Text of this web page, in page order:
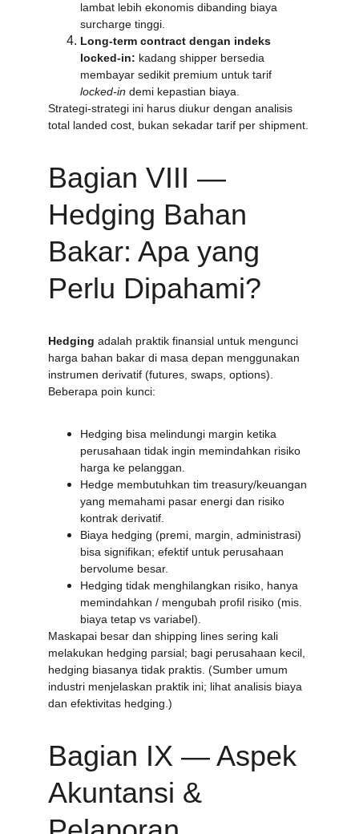
lambat lebih ekonomis dibanding biaya
surcharge tinggi.
Long-term contract dengan indeks
locked-in: kadang shipper bersedia
membayar sedikit premium untuk tarif
locked-in demi kepastian biaya.
Strategi-strategi ini harus diukur dengan analisis
total landed cost, bukan sekadar tarif per shipment.
Bagian VIII —
Hedging Bahan
Bakar: Apa yang
Perlu Dipahami?
Hedging adalah praktik finansial untuk mengunci
harga bahan bakar di masa depan menggunakan
instrumen derivatif (futures, swaps, options).
Beberapa poin kunci:
Hedging bisa melindungi margin ketika
perusahaan tidak ingin memindahkan risiko
harga ke pelanggan.
Hedge membutuhkan tim treasury/keuangan
yang memahami pasar energi dan risiko
kontrak derivatif.
Biaya hedging (premi, margin, administrasi)
bisa signifikan; efektif untuk perusahaan
bervolume besar.
Hedging tidak menghilangkan risiko, hanya
memindahkan / mengubah profil risiko (mis.
biaya tetap vs variabel).
Maskapai besar dan shipping lines sering kali
melakukan hedging parsial; bagi perusahaan kecil,
hedging biasanya tidak praktis. (Sumber umum
industri menjelaskan praktik ini; lihat analisis biaya
dan efektivitas hedging.)
Bagian IX — Aspek
Akuntansi &